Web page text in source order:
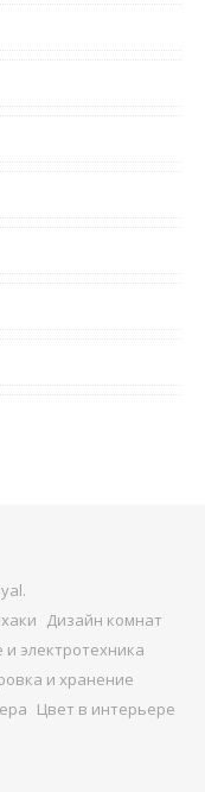
.
Дизайн комнат
электротехника
и хранение
Цвет в интерьере